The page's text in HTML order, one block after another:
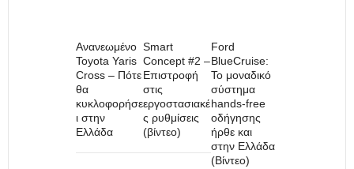
Ανανεωμένο
Toyota Yaris
Cross – Πότε
θα
κυκλοφορήσε
ι στην
Ελλάδα
Smart
Concept #2 –
Επιστροφή
στις
εργοστασιακέ
ς ρυθμίσεις
(βίντεο)
Ford
BlueCruise:
To μοναδικό
σύστημα
hands-free
οδήγησης
ήρθε και
στην Ελλάδα
(Βίντεο)